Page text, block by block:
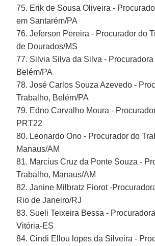
75. Erik de Sousa Oliveira -
em Santarém/PA
76. Jeferson Pereira - Procurador do
de Dourados/MS
77. Silvia Silva da Silva - Procuradora
Belém/PA
78. José Carlos Souza Azevedo -
Trabalho, Belém/PA
79. Edno Carvalho Moura -
PRT22
80. Leonardo Ono - Procurador do
Manaus/AM
81. Marcius Cruz da Ponte Souza -
Trabalho, Manaus/AM
82. Janine Milbratz Fiorot -
Rio de Janeiro/RJ
83. Sueli Teixeira Bessa -
Vitória-ES
84. Cindi Ellou lopes da Silveira -